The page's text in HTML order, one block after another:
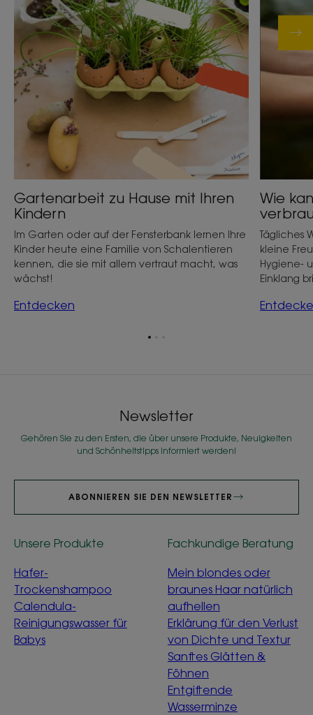
Gartenarbeit zu Hause mit Ihren
Kindern
Im Garten oder auf der Fensterbank lernen Ihre
Kinder heute eine Familie von Schalentieren
kennen, die sie mit allem vertraut macht, was
wächst!
Entdecken
Wie
Tägliches
kleine
Hygiene-
Einklang
Zum
Newsletter
Gehören Sie zu den Ersten, die über unsere Produkte, Neuigkeiten
und Schönheitstipps informiert werden!
ABONNIEREN SIE DEN NEWSLETTER
Unsere Produkte
Hafer-
Trockenshampoo
Calendula-
Reinigungswasser für
Babys
Fachkundige Beratung
Mein blondes oder
braunes Haar natürlich
aufhellen
Erklärung für den Verlust
von Dichte und Textur
Sanftes Glätten &
Föhnen
Entgiftende
Wasserminze